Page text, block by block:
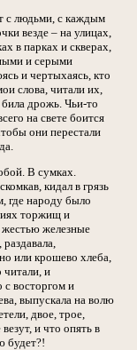
с людьми, с каждым
везде – на улицах,
в парках и скверах,
и серыми
и чертыхаясь, кто
слова, читали их,
дрожь. Чьи-то
на свете боится
они перестали
В сумках.
кидал в грязь
где народу было
торжищ и
жестью железные
или крошево хлеба,
и
с восторгом и
выпускала на волю
двое, трое,
и что опять в
будет?!